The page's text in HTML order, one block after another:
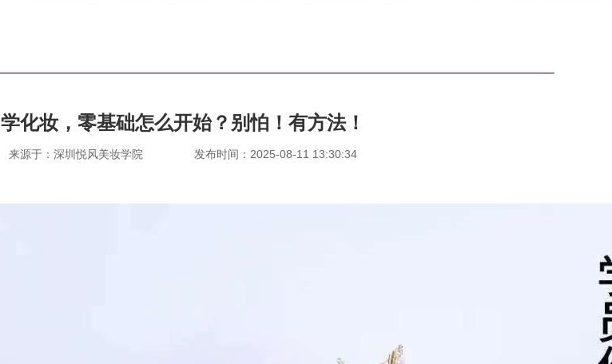
学化妆，零基础怎么开始？别怕！有方法！
来源于：深圳悦风美妆学院 发布时间：2025-08-11 13:30:34